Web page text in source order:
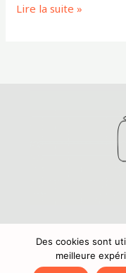
Lire la suite »
Mentions
Des cookies sont
meilleure